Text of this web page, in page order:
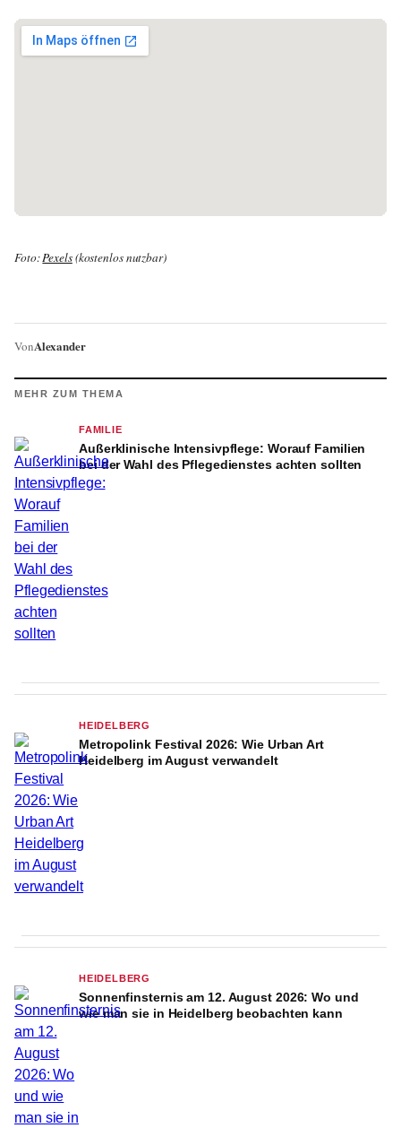
Foto:Pexels(kostenlos nutzbar)
VonAlexander
MEHR ZUM THEMA
FAMILIE
Außerklinische Intensivpflege: Worauf Familien
bei der Wahl des Pflegedienstes achten sollten
HEIDELBERG
Metropolink Festival 2026: Wie Urban Art
Heidelberg im August verwandelt
HEIDELBERG
Sonnenfinsternis am 12. August 2026: Wo und
wie man sie in Heidelberg beobachten kann